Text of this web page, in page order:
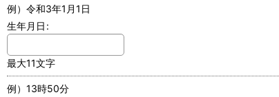
例）令和3年1月1日
生年月日 :
最大11文字
例）13時50分